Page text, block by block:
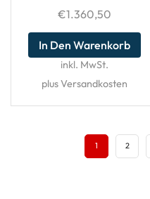
€1.360,50
In Den Warenkorb
inkl. MwSt.
plus Versandkosten
1 2